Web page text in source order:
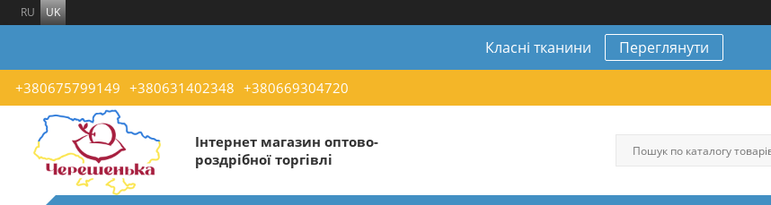
RU UK
Класні тканини Переглянути
+380675799149 +380631402348 +380669304720
Інтернет магазин оптово-
роздрібної торгівлі